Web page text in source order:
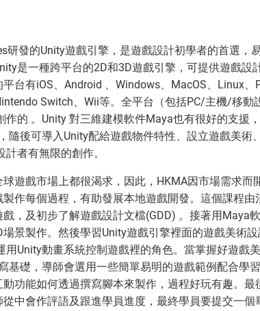
研發的Unity遊戲引擎，是遊戲設計初學者的首選，
是一種跨平台的2D和3D遊戲引擎，可提供遊戲設
台有iOS、Android 、Windows、MacOS、Linux、
Switch、Wii等。全平台（包括PC/主機/移動
作的 。Unity 對三維建模軟件Maya也有很好的支援
隨後可導入Unity配給遊戲物件特性、設立遊戲美術
者有無限的創作。
遊戲市場上都很渴求，因此，HKMA因市場需求而
製作每個過程，有助發展本地遊戲開發。這個課程
，及初步了解遊戲設計文檔(GDD) 。接著用Maya
場景製作。然後學習Unity遊戲引擎裡面的遊戲美術
用Unity動畫系統控制遊戲裡的角色。當掌握好遊戲
基礎，導師會選用一些簡單易明的遊戲範例配合學
動功能如何透過撰寫腳本來製作，過程好玩有趣。
從中會作評語及跟進學員進度，最終學員要提交一個